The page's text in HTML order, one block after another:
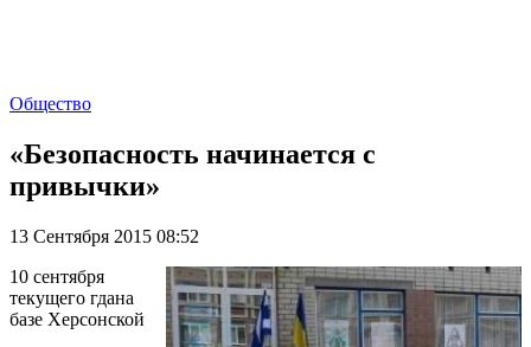
Общество
«Безопасность начинается с
привычки»
13 Сентября 2015 08:52
10 сентября
текущего гдана
базе Херсонской